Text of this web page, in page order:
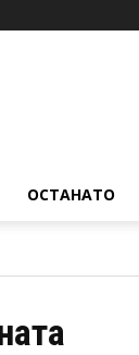
ОСТАНАТО